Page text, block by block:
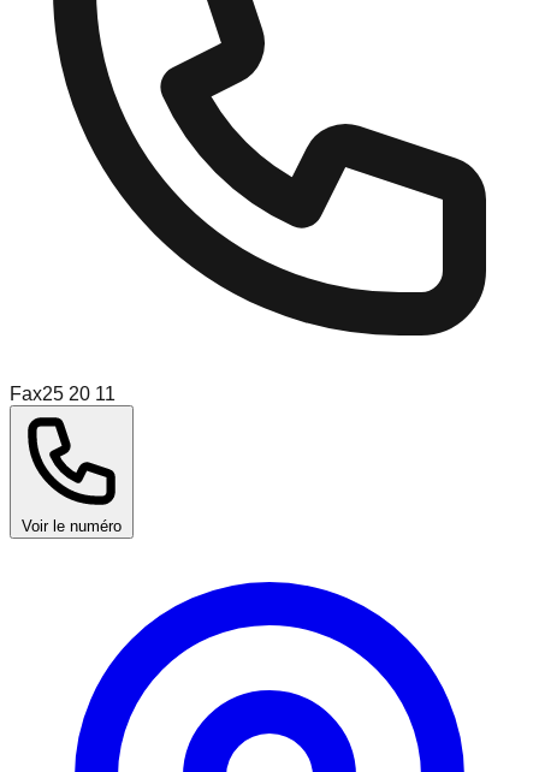
Fax25 20 11
Voir le numéro